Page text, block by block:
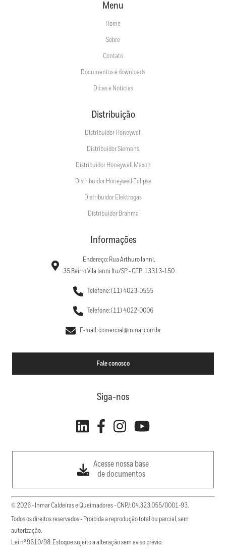
Menu
Home
Sobre
Contato
Documentos e downloads
Dicas e Notícias
Distribuição
Distribuidor Honeywell
Distribuidor Siemens
Distribuidor Honeywell Maxon
Distribuidor Honeywell Eclipse
Distribuidor Elektrogas
Distribuidor Brahma
Informações
Endereço: Rua Arthuro Ianni,
35 Bairro Vila Ianni Itu/SP - CEP: 13313-150
Telefone: (11) 4023-0555
Telefone: (11) 4022-0006
E-mail: comercial@inmar.com.br
Fale conosco
Siga-nos
Acesse nossa base
de documentos
© 2026 - Inmar Caldeiras e Queimadores - CNPJ: 04.323.055/0001-93.
Todos os direitos reservados - Proibida a reprodução total ou parcial, sem
autorização.
Lei nº 9610/98. Estoque sujeito a alteração sem aviso prévio.